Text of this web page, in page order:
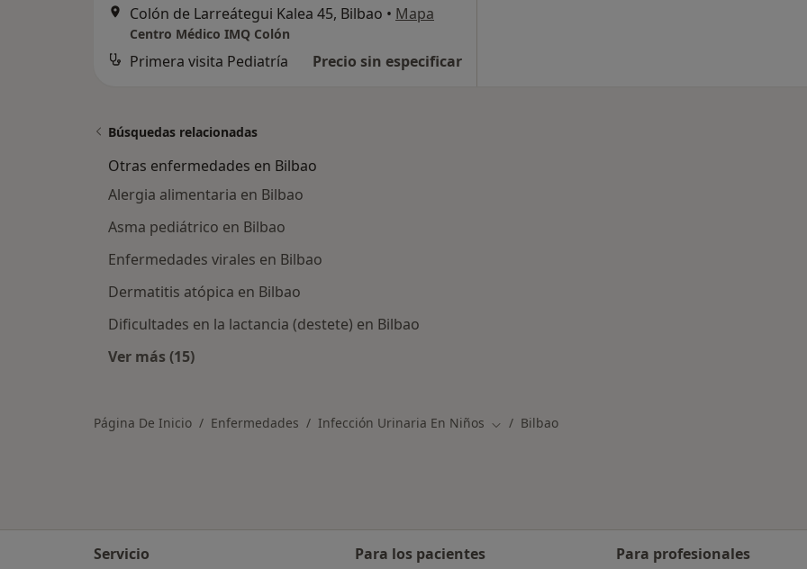
Colón de Larreátegui Kalea 45, Bilbao • Mapa
Centro Médico IMQ Colón
Primera visita Pediatría Precio sin especificar
Búsquedas relacionadas
Otras enfermedades en Bilbao
Alergia alimentaria en Bilbao
Asma pediátrico en Bilbao
Enfermedades virales en Bilbao
Dermatitis atópica en Bilbao
Dificultades en la lactancia (destete) en Bilbao
Ver más (15)
Página De Inicio Enfermedades Infección Urinaria En Niños Cambiar de ciudad
Bilbao
Servicio
Para los pacientes
Para profesionales